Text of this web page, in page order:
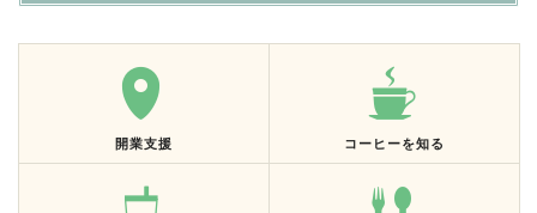
開業支援 コーヒーを知る